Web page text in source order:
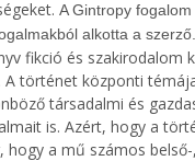
A Gintropy
alkotta a
fikció és
A történet központi
társadalmi és
is. Azért, hogy a
hogy a mű számos